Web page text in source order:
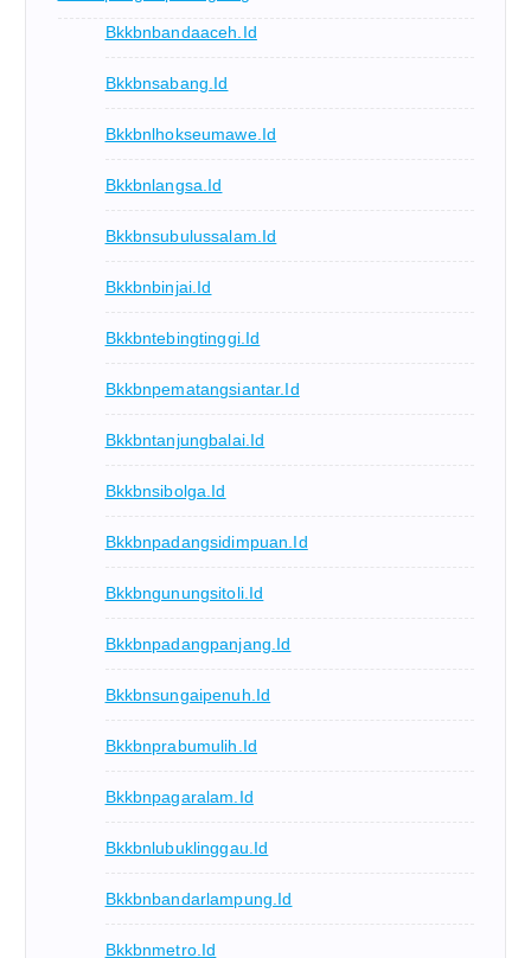
Bkkbnbandaaceh.id
Bkkbnsabang.id
Bkkbnlhokseumawe.id
Bkkbnlangsa.id
Bkkbnsubulussalam.id
Bkkbnbinjai.id
Bkkbntebingtinggi.id
Bkkbnpematangsiantar.id
Bkkbntanjungbalai.id
Bkkbnsibolga.id
Bkkbnpadangsidimpuan.id
Bkkbngunungsitoli.id
Bkkbnpadangpanjang.id
Bkkbnsungaipenuh.id
Bkkbnprabumulih.id
Bkkbnpagaralam.id
Bkkbnlubuklinggau.id
Bkkbnbandarlampung.id
Bkkbnmetro.id